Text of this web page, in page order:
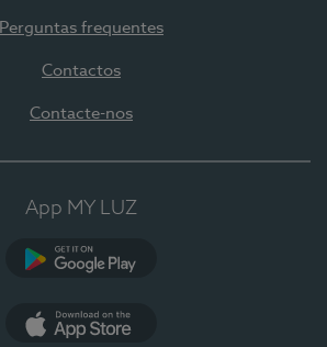
Perguntas frequentes
Contactos
Contacte-nos
App MY LUZ